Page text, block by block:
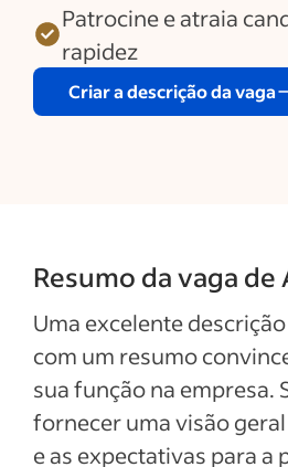
Patrocine e atraia
rapidez
Criar a descrição da vaga
Resumo da vaga
Uma excelente
com um resumo
sua função na empresa.
fornecer uma visão
e as expectativas para a